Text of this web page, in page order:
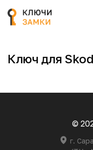
Ключ для
©
г.